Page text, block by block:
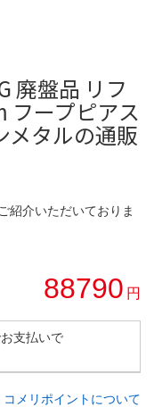
廃盤品 リフ
フープピアス
メタルの通販
紹介いただいておりま
88790 円
支払いで
コメリポイントについて